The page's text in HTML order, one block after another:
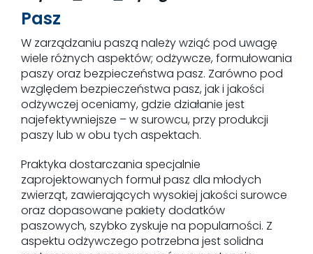
Pasz
W zarządzaniu paszą należy wziąć pod uwagę
wiele różnych aspektów; odżywcze, formułowania
paszy oraz bezpieczeństwa pasz. Zarówno pod
względem bezpieczeństwa pasz, jak i jakości
odżywczej oceniamy, gdzie działanie jest
najefektywniejsze – w surowcu, przy produkcji
paszy lub w obu tych aspektach.
Praktyka dostarczania specjalnie
zaprojektowanych formuł pasz dla młodych
zwierząt, zawierających wysokiej jakości surowce
oraz dopasowane pakiety dodatków
paszowych, szybko zyskuje na popularności. Z
aspektu odżywczego potrzebna jest solidna